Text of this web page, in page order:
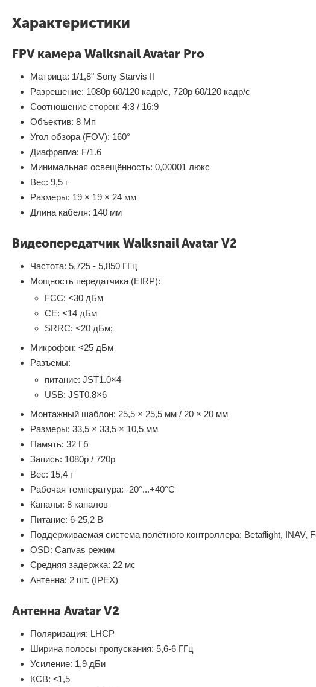
Характеристики
FPV камера Walksnail Avatar Pro
Матрица: 1/1,8" Sony Starvis Ⅱ
Разрешение: 1080p 60/120 кадр/с, 720p 60/120 кадр/с
Соотношение сторон: 4:3 / 16:9
Объектив: 8 Мп
Угол обзора (FOV): 160°
Диафрагма: F/1.6
Минимальная освещённость: 0,00001 люкс
Вес: 9,5 г
Размеры: 19 × 19 × 24 мм
Длина кабеля: 140 мм
Видеопередатчик Walksnail Avatar V2
Частота: 5,725 - 5,850 ГГц
Мощность передатчика (EIRP):
FCC: <30 дБм
CE: <14 дБм
SRRC: <20 дБм;
Микрофон: <25 дБм
Разъёмы:
питание: JST1.0×4
USB: JST0.8×6
Монтажный шаблон: 25,5 × 25,5 мм / 20 × 20 мм
Размеры: 33,5 × 33,5 × 10,5 мм
Память: 32 Гб
Запись: 1080p / 720p
Вес: 15,4 г
Рабочая температура: -20°...+40°C
Каналы: 8 каналов
Питание: 6-25,2 В
Поддерживаемая система полётного контроллера: Betaflight, INAV,
OSD: Canvas режим
Средняя задержка: 22 мс
Антенна: 2 шт. (IPEX)
Антенна Avatar V2
Поляризация: LHCP
Ширина полосы пропускания: 5,6-6 ГГц
Усиление: 1,9 дБи
КСВ: ≤1,5